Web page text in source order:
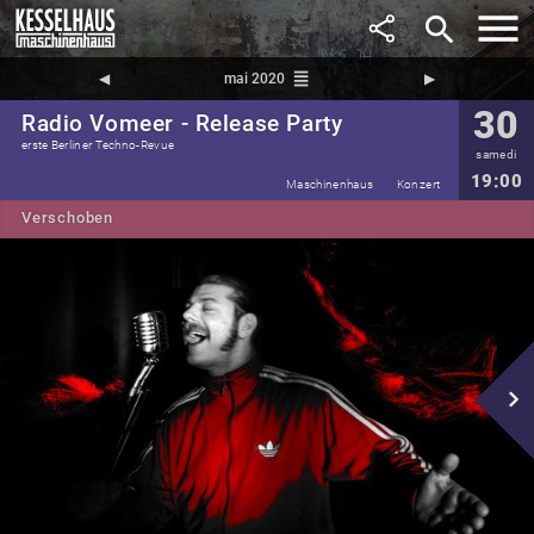
search
◀︎ mai 2020 reorder ▶︎
Radio Vomeer - Release Party
erste Berliner Techno-Revue 30
samedi
19:00
Maschinenhaus Konzert
Verschoben
navigate_next